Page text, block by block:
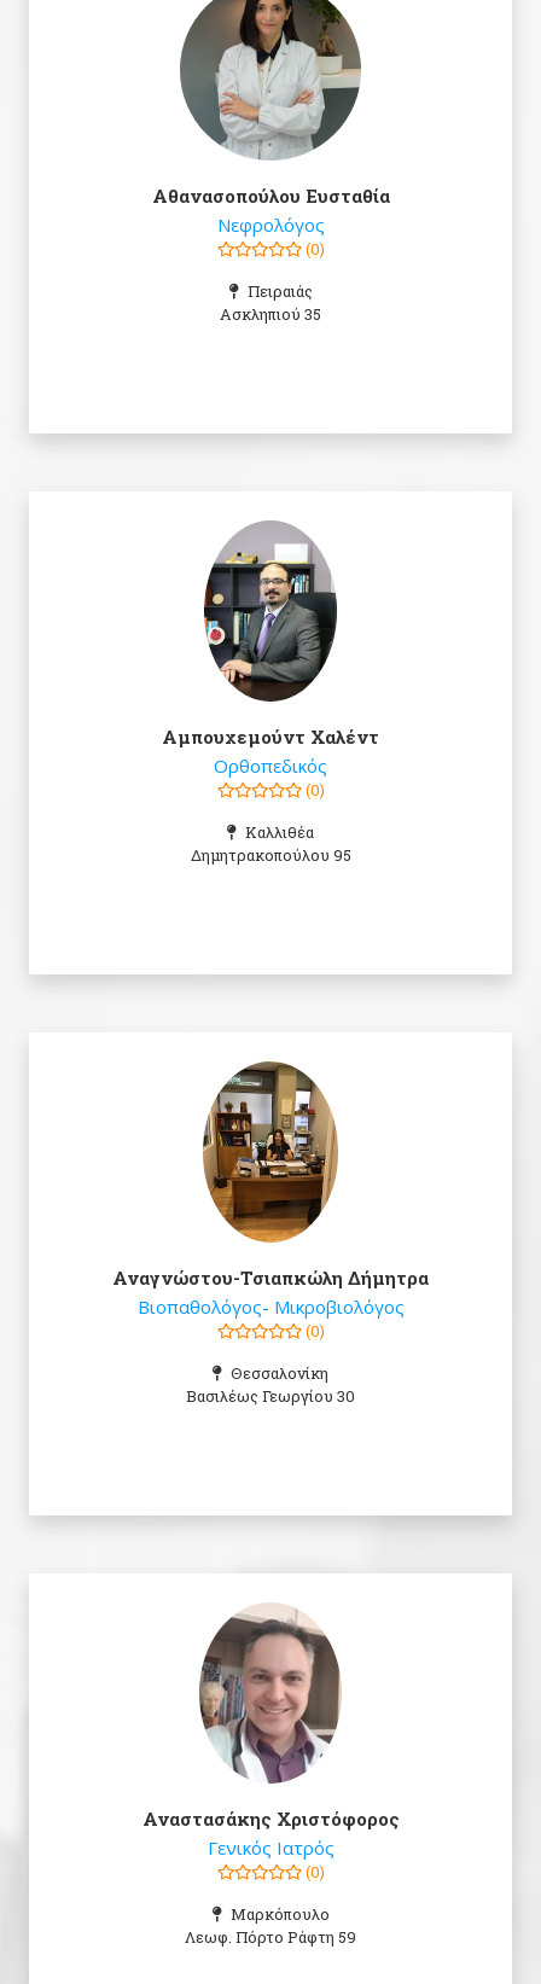
Αθανασοπούλου Ευσταθία
Νεφρολόγος
(0)
Πειραιάς
Ασκληπιού 35
Αμπουχεμούντ Χαλέντ
Ορθοπεδικός
(0)
Καλλιθέα
Δημητρακοπούλου 95
Αναγνώστου-Τσιαπκώλη Δήμητρα
Βιοπαθολόγος- Μικροβιολόγος
(0)
Θεσσαλονίκη
Βασιλέως Γεωργίου 30
Αναστασάκης Χριστόφορος
Γενικός Ιατρός
(0)
Μαρκόπουλο
Λεωφ. Πόρτο Ράφτη 59